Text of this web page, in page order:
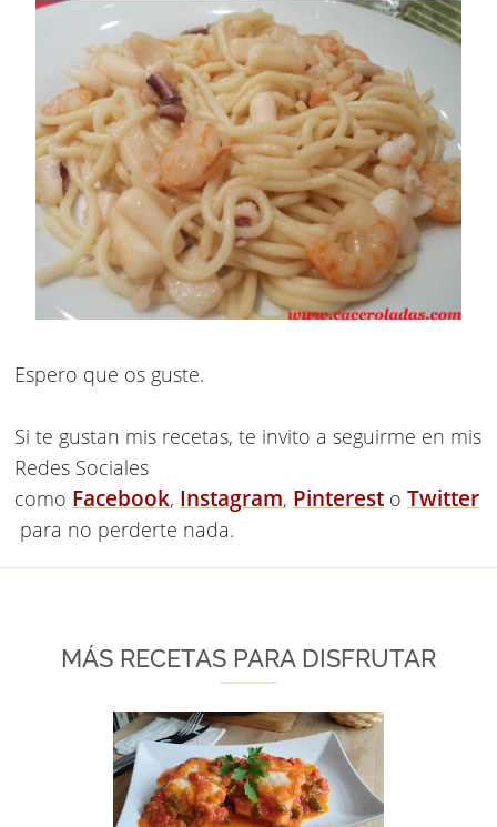
Espero que os guste.
Si te gustan mis recetas, te invito a seguirme en mis
Redes Sociales
como Facebook, Instagram, Pinterest o Twitter
para no perderte nada.
MÁS RECETAS PARA DISFRUTAR